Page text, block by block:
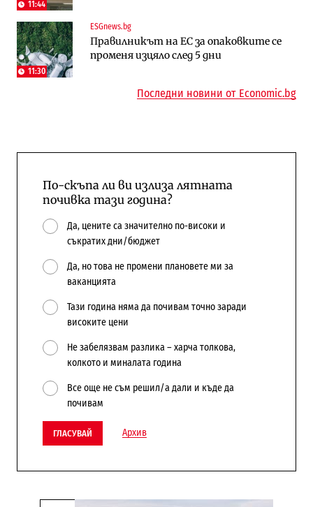
11:44
11:30
ESGnews.bg
Правилникът на ЕС за опаковките се
променя изцяло след 5 дни
Компании
„Ендуросат“ ще строи огромен
космически и отбранителен център в
10:12
Енергетика
Държавният ТЕЦ „Марица изток 2“
работи с 5 блока
Последни новини от Economic.bg
По-скъпа ли ви излиза лятната
почивка тази година?
Да, цените са значително по-високи и
съкратих дни/бюджет
Да, но това не промени плановете ми за
ваканцията
Тази година няма да почивам точно заради
високите цени
Не забелязвам разлика – харча толкова,
колкото и миналата година
Все още не съм решил/а дали и къде да
почивам
ГЛАСУВАЙ Архив